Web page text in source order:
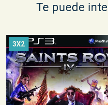
Te puede
3X2